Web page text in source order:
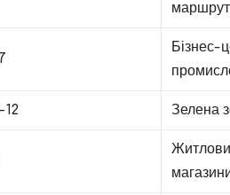
Бізнес-
Зелена